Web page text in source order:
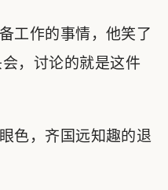
工作的事情，他笑了
，讨论的就是这件
色，齐国远知趣的退